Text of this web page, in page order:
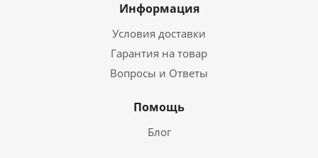
Информация
Условия доставки
Гарантия на товар
Вопросы и Ответы
Помощь
Блог